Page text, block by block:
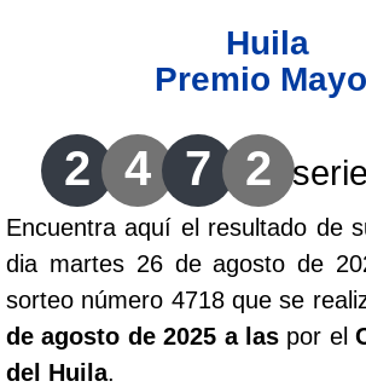
Lotería de Santander
Lotería del Cauca
Lotería de Boyaca
Extra de Colombia
Antioqueñita Día
Huila
Premio
2 4 7 2 serie
Encuentra aquí el resultado de
dia martes 26 de agosto de
sorteo número 4718 que se
de agosto de 2025 a las por el
del Huila.